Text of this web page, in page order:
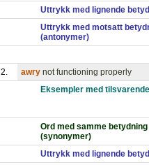
Uttrykk med lignende
Uttrykk med motsatt
(antonymer)
2. awry not functioning properly
Eksempler med
Ord med samme betydning
(synonymer)
Uttrykk med lignende